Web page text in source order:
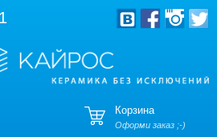
Корзина
Оформи заказ ;-)